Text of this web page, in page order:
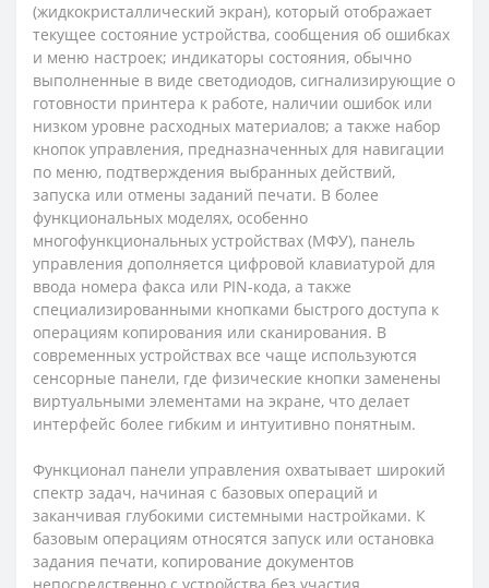
(жидкокристаллический экран), который отображает
текущее состояние устройства, сообщения об ошибках
и меню настроек; индикаторы состояния, обычно
выполненные в виде светодиодов, сигнализирующие о
готовности принтера к работе, наличии ошибок или
низком уровне расходных материалов; а также набор
кнопок управления, предназначенных для навигации
по меню, подтверждения выбранных действий,
запуска или отмены заданий печати. В более
функциональных моделях, особенно
многофункциональных устройствах (МФУ), панель
управления дополняется цифровой клавиатурой для
ввода номера факса или PIN-кода, а также
специализированными кнопками быстрого доступа к
операциям копирования или сканирования. В
современных устройствах все чаще используются
сенсорные панели, где физические кнопки заменены
виртуальными элементами на экране, что делает
интерфейс более гибким и интуитивно понятным.
Функционал панели управления охватывает широкий
спектр задач, начиная с базовых операций и
заканчивая глубокими системными настройками. К
базовым операциям относятся запуск или остановка
задания печати, копирование документов